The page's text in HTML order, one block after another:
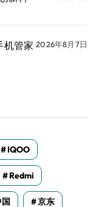
机管家 2026年8月7日
IQOO
Redmi
京东